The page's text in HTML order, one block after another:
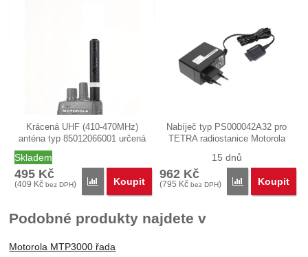
Krácená UHF (410-470MHz)
anténa typ 85012066001 určená
Skladem
495 Kč
(409 Kč bez DPH) Porovnat
Koupit
Nabíječ typ PS000042A32 pro
TETRA radiostanice Motorola
15 dnů
962 Kč
(795 Kč bez DPH) Porovnat
Koupit
Podobné produkty najdete v
Motorola MTP3000 řada